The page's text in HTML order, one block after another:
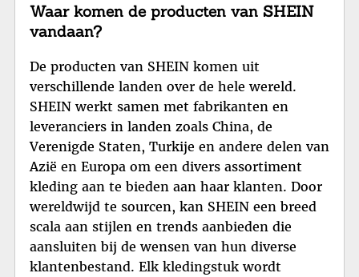
Waar komen de producten van SHEIN
vandaan?
De producten van SHEIN komen uit
verschillende landen over de hele wereld.
SHEIN werkt samen met fabrikanten en
leveranciers in landen zoals China, de
Verenigde Staten, Turkije en andere delen van
Azië en Europa om een divers assortiment
kleding aan te bieden aan haar klanten. Door
wereldwijd te sourcen, kan SHEIN een breed
scala aan stijlen en trends aanbieden die
aansluiten bij de wensen van hun diverse
klantenbestand. Elk kledingstuk wordt